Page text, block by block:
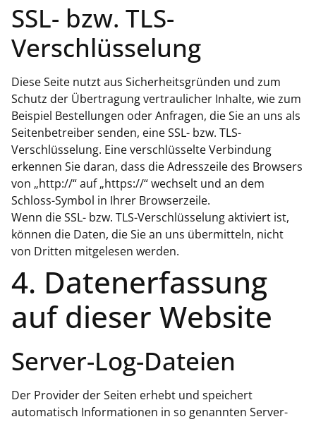
SSL- bzw. TLS-
Verschlüsselung
Diese Seite nutzt aus Sicherheitsgründen und zum
Schutz der Übertragung vertraulicher Inhalte, wie zum
Beispiel Bestellungen oder Anfragen, die Sie an uns als
Seitenbetreiber senden, eine SSL- bzw. TLS-
Verschlüsselung. Eine verschlüsselte Verbindung
erkennen Sie daran, dass die Adresszeile des Browsers
von „http://“ auf „https://“ wechselt und an dem
Schloss-Symbol in Ihrer Browserzeile.
Wenn die SSL- bzw. TLS-Verschlüsselung aktiviert ist,
können die Daten, die Sie an uns übermitteln, nicht
von Dritten mitgelesen werden.
4. Datenerfassung
auf dieser Website
Server-Log-Dateien
Der Provider der Seiten erhebt und speichert
automatisch Informationen in so genannten Server-